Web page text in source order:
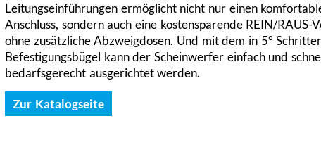
Leitungseinführungen ermöglicht nicht nur einen
Anschluss, sondern auch eine kostensparende REIN/RAUS-
ohne zusätzliche Abzweigdosen. Und mit dem in 5°
Befestigungsbügel kann der Scheinwerfer einfach und
bedarfsgerecht ausgerichtet werden.
Zur Katalogseite